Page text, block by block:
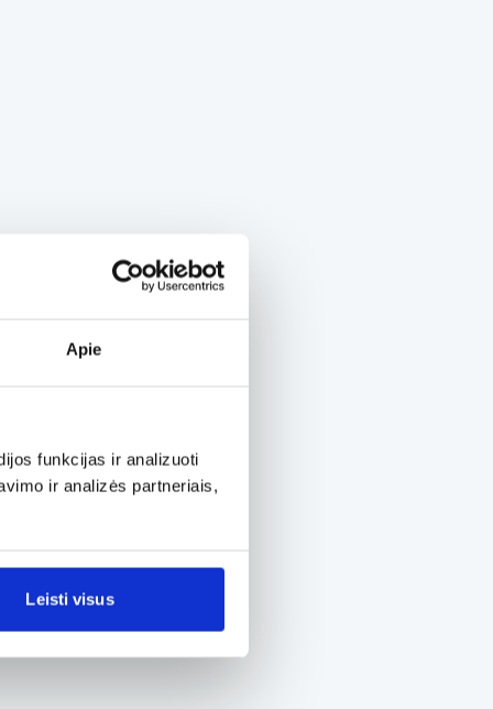
Apie
funkcijas ir analizuoti
ir analizės partneriais,
Leisti visus